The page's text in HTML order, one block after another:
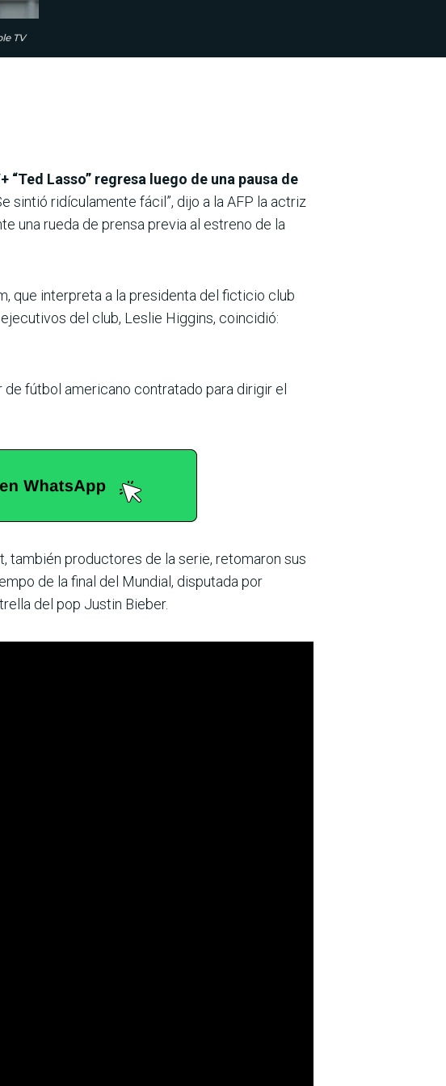
TV
“Ted Lasso” regresa luego de una pausa de
sintió ridículamente fácil”, dijo a la AFP la actriz
una rueda de prensa previa al estreno de la
que interpreta a la presidenta del ficticio club
del club, Leslie Higgins, coincidió:
de fútbol americano contratado para dirigir el
también productores de la serie, retomaron sus
de la final del Mundial, disputada por
del pop Justin Bieber.